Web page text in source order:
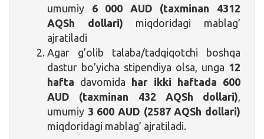
umumiy 6 000 AUD (taxminan 4312
AQSh dollari) miqdoridagi mablag’
ajratiladi
Agar g’olib talaba/tadqiqotchi boshqa
dastur bo’yicha stipendiya olsa, unga 12
hafta davomida har ikki haftada 600
AUD (taxminan 432 AQSh dollari)
umumiy 3 600 AUD (2587 AQSh dollari)
miqdoridagi mablag’ ajratiladi.